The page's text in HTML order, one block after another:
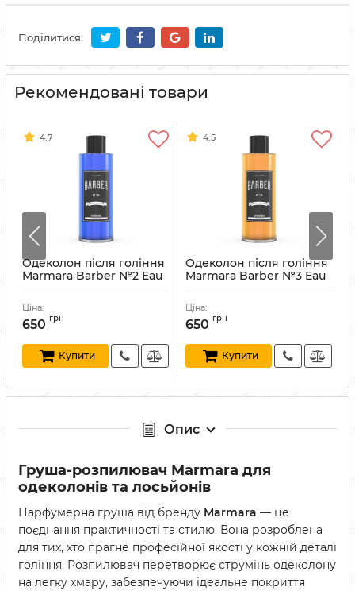
Поділитися:
Рекомендовані товари
4.7
Одеколон після гоління
Marmara Barber №2 Eau
De Cologne 500 мл
Артикул:
Ціна:
650 грн
Купити
4.5
Одеколон після гоління
Marmara Barber №3 Eau
De Cologne 500 мл
Артикул:
Ціна:
650 грн
Купити
Опис
Груша-розпилювач Marmara для
одеколонів та лосьйонів
Парфумерна груша від бренду Marmara — це
поєднання практичності та стилю. Вона розроблена
для тих, хто прагне професійної якості у кожній деталі
гоління. Розпилювач перетворює струмінь одеколону
на легку хмару, забезпечуючи ідеальне покриття